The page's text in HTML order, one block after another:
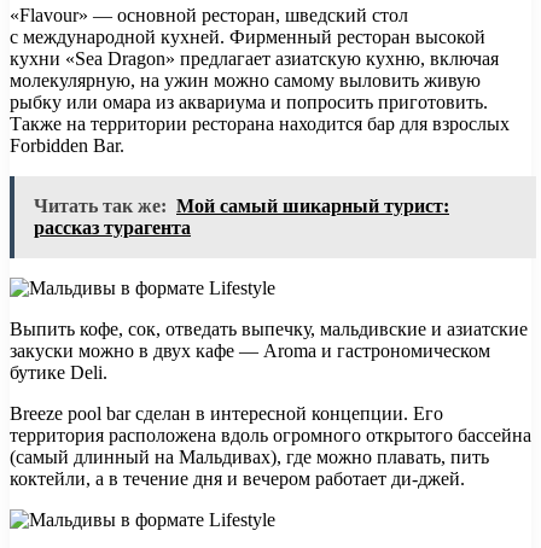
«Flavour» — основной ресторан, шведский стол
с международной кухней. Фирменный ресторан высокой
кухни «Sea Dragon» предлагает азиатскую кухню, включая
молекулярную, на ужин можно самому выловить живую
рыбку или омара из аквариума и попросить приготовить.
Также на территории ресторана находится бар для взрослых
Forbidden Bar.
Читать так же: Мой самый шикарный турист:
рассказ турагента
Выпить кофе, сок, отведать выпечку, мальдивские и азиатские
закуски можно в двух кафе — Aroma и гастрономическом
бутике Deli.
Breeze pool bar сделан в интересной концепции. Его
территория расположена вдоль огромного открытого бассейна
(самый длинный на Мальдивах), где можно плавать, пить
коктейли, а в течение дня и вечером работает ди-джей.